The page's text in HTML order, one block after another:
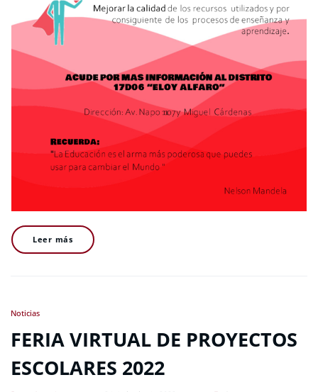
Leer más
Noticias
FERIA VIRTUAL DE PROYECTOS
ESCOLARES 2022